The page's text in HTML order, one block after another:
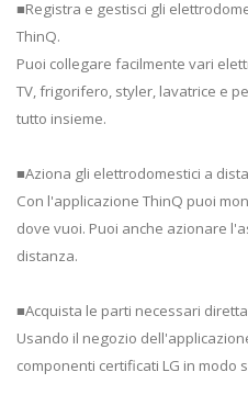
■Registra e gestisci gli
ThinQ.
Puoi collegare facilmente vari
TV, frigorifero, styler, lavatrice e
tutto insieme.
■Aziona gli elettrodomestici a
Con l'applicazione ThinQ puoi
dove vuoi. Puoi anche azionare
distanza.
■Acquista le parti necessari
Usando il negozio
componenti certificati LG in modo